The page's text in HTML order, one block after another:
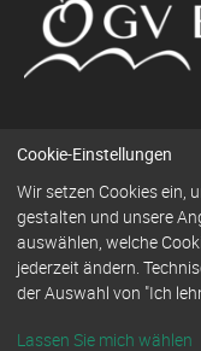
überspringen
Kontakt
Cookie-Einstellungen
Wir setzen Cookies ein,
gestalten und unsere
auswählen, welche
jederzeit ändern.
der Auswahl von "Ich
Lassen Sie mich wählen